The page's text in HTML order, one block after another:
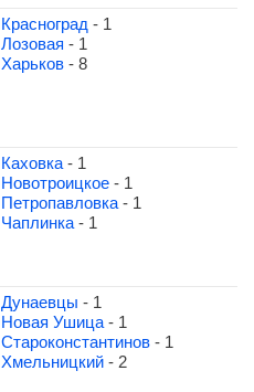
Красноград - 1
Лозовая - 1
Харьков - 8
Каховка - 1
Новотроицкое - 1
Петропавловка - 1
Чаплинка - 1
Дунаевцы - 1
Новая Ушица - 1
Староконстантинов - 1
Хмельницкий - 2